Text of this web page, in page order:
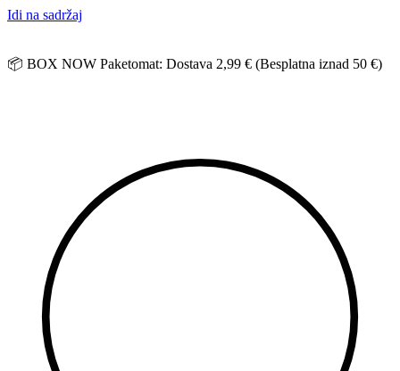
Idi na sadržaj
📦 BOX NOW Paketomat: Dostava 2,99 € (Besplatna iznad 50 €)